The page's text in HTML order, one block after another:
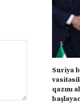
Suriya
qazını